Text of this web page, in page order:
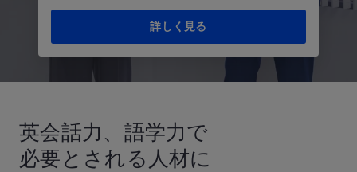
詳しく見る
英会話力、語学力で
必要とされる人材に